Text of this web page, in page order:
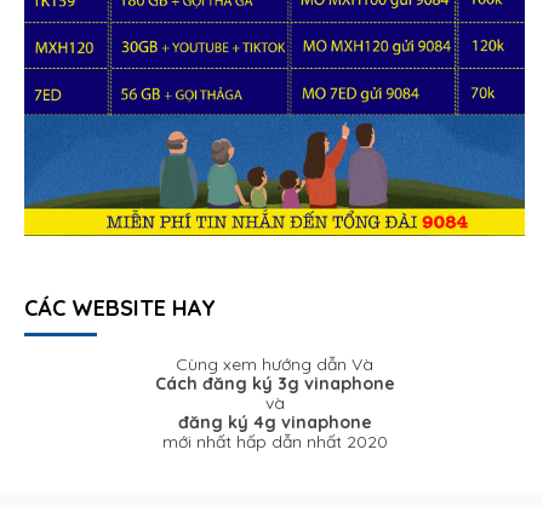
CÁC WEBSITE HAY
Cùng xem hướng dẫn Và
Cách đăng ký 3g vinaphone
và
đăng ký 4g vinaphone
mới nhất hấp dẫn nhất 2020